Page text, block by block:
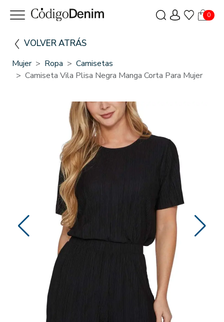
0
VOLVER ATRÁS
Mujer Ropa
Camisetas
Camiseta Vila Plisa Negra Manga Corta Para Mujer